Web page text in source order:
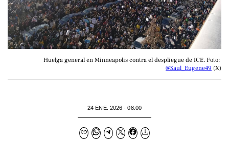
@Saul_Eugene49 (X)
24 ENE. 2026 - 08:00